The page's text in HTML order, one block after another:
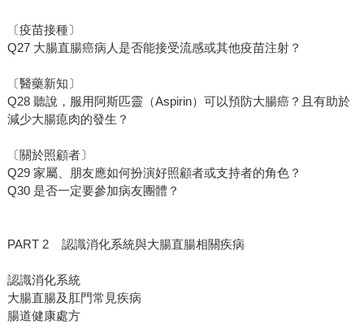
〔疫苗接種〕
Q27 大腸直腸癌病人是否能接受流感或其他疫苗注射？
〔醫藥新知〕
Q28 聽說，服用阿斯匹靈（Aspirin）可以預防大腸癌？且有助於
減少大腸瘜肉的發生？
〔關於照顧者〕
Q29 家屬、朋友應如何扮演好照顧者或支持者的角色？
Q30 是否一定要參加病友團體？
PART 2 認識消化系統與大腸直腸相關疾病
認識消化系統
大腸直腸及肛門常見疾病
腸道健康處方